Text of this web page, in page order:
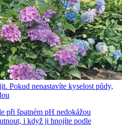
Pokud nenastavíte kyselost půdy,
při špatném pH nedokážou
i když ji hnojíte podle